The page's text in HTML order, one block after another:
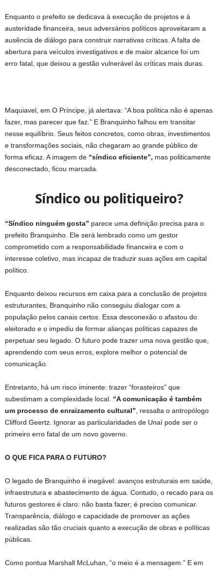
Enquanto o prefeito se dedicava à execução de projetos e à
austeridade financeira, seus adversários políticos aproveitaram a
ausência de diálogo para construir narrativas críticas. A falta de
abertura para veículos investigativos e de maior alcance foi um
erro fatal, que deixou a gestão vulnerável às críticas mais duras.
Maquiavel, em O Príncipe, já alertava: “A boa política não é apenas
fazer, mas parecer que faz.” E Branquinho falhou em transitar
nesse equilíbrio. Seus feitos concretos, como obras, investimentos
e transformações sociais, não chegaram ao grande público de
forma eficaz. A imagem de “síndico eficiente”, mas politicamente
desconectado, ficou marcada.
Síndico ou politiqueiro?
“Síndico ninguém gosta” parece uma definição precisa para o
prefeito Branquinho. Ele será lembrado como um gestor
comprometido com a responsabilidade financeira e com o
interesse coletivo, mas incapaz de traduzir suas ações em capital
político.
Enquanto deixou recursos em caixa para a conclusão de projetos
estruturantes, Branquinho não conseguiu dialogar com a
população pelos canais certos. Essa desconexão o afastou do
eleitorado e o impediu de formar alianças políticas capazes de
perpetuar seu legado. O futuro pode trazer uma nova gestão que,
aprendendo com seus erros, explore melhor o potencial de
comunicação.
Entretanto, há um risco iminente: trazer “forasteiros” que
subestimam a complexidade local. “A comunicação é também
um processo de enraizamento cultural”, ressalta o antropólogo
Clifford Geertz. Ignorar as particularidades de Unaí pode ser o
primeiro erro fatal de um novo governo.
O QUE FICA PARA O FUTURO?
O legado de Branquinho é inegável: avanços estruturais em saúde,
infraestrutura e abastecimento de água. Contudo, o recado para os
futuros gestores é claro: não basta fazer; é preciso comunicar.
Transparência, diálogo e capacidade de promover as ações
realizadas são tão cruciais quanto a execução de obras e políticas
públicas.
Como pontua Marshall McLuhan, “o meio é a mensagem.” E em